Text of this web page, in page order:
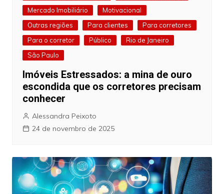
Mercado Imobiliário
Motivacional
Outras regiões
Para clientes
Para corretores
Para o corretor
Público
Rio de Janeiro
São Paulo
Imóveis Estressados: a mina de ouro
escondida que os corretores precisam
conhecer
Alessandra Peixoto
24 de novembro de 2025